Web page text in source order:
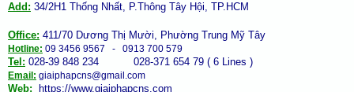
Add: 34/2H1 Thống Nhất, P.Thông Tây Hội, TP.HCM
Office: 411/70 Dương Thị Mười, Phường Trung Mỹ Tây
Hotline: 09 3456 9567 - 0913 700 579
Tel: 028-39 848 234 028-371 654 79 ( 6 Lines )
Email: giaiphapcns@gmail.com
Web: https://www.giaiphapcns.com